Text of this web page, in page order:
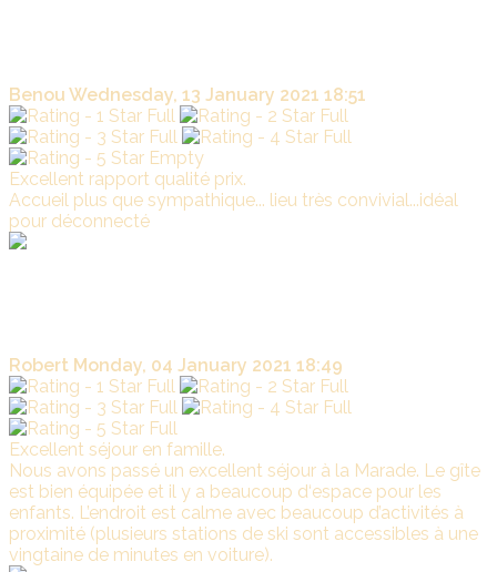
Benou Wednesday, 13 January 2021 18:51
Excellent rapport qualité prix.
Accueil plus que sympathique... lieu très convivial...idéal
pour déconnecté
Robert Monday, 04 January 2021 18:49
Excellent séjour en famille.
Nous avons passé un excellent séjour à la Marade. Le gîte
est bien équipée et il y a beaucoup d‘espace pour les
enfants. L’endroit est calme avec beaucoup d’activités à
proximité (plusieurs stations de ski sont accessibles à une
vingtaine de minutes en voiture).